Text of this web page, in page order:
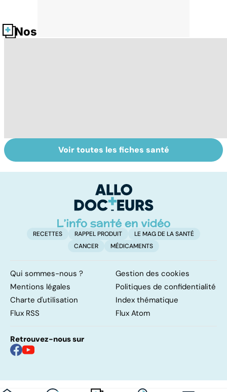
Nos fiches santé
Staphylocoque
doré : une
Qu'est-ce que le
coma ?
Voir toutes les fiches santé
RECETTES RAPPEL PRODUIT
LE MAG DE LA SANTÉ
CANCER
MÉDICAMENTS
Qui sommes-nous ?
Gestion des cookies
Mentions légales
Politiques de confidentialité
Charte d'utilisation
Index thématique
Flux RSS
Flux Atom
Retrouvez-nous sur